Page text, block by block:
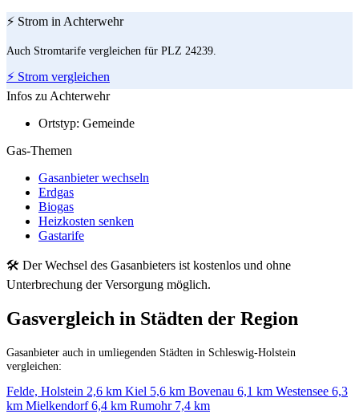
⚡ Strom in Achterwehr
Auch Stromtarife vergleichen für PLZ 24239.
⚡ Strom vergleichen
Infos zu Achterwehr
Ortstyp: Gemeinde
Gas-Themen
Gasanbieter wechseln
Erdgas
Biogas
Heizkosten senken
Gastarife
🛠 Der Wechsel des Gasanbieters ist kostenlos und ohne
Unterbrechung der Versorgung möglich.
Gasvergleich in Städten der Region
Gasanbieter auch in umliegenden Städten in Schleswig-Holstein
vergleichen:
Felde, Holstein 2,6 km Kiel 5,6 km Bovenau 6,1 km Westensee 6,3
km Mielkendorf6,4 km Rumohr 7,4 km